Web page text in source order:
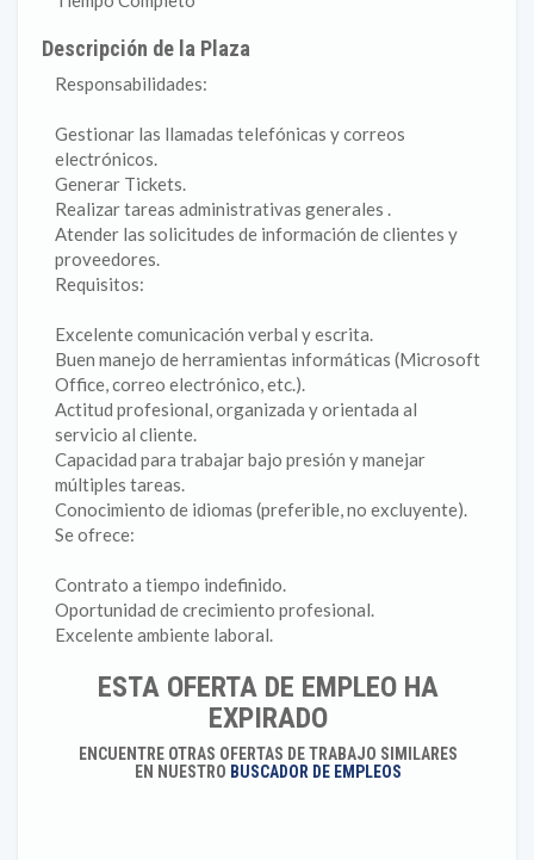
Descripción de la Plaza
Responsabilidades:
Gestionar las llamadas telefónicas y correos
electrónicos.
Generar Tickets.
Realizar tareas administrativas generales .
Atender las solicitudes de información de clientes y
proveedores.
Requisitos:
Excelente comunicación verbal y escrita.
Buen manejo de herramientas informáticas (Microsoft
Office, correo electrónico, etc.).
Actitud profesional, organizada y orientada al
servicio al cliente.
Capacidad para trabajar bajo presión y manejar
múltiples tareas.
Conocimiento de idiomas (preferible, no excluyente).
Se ofrece:
Contrato a tiempo indefinido.
Oportunidad de crecimiento profesional.
Excelente ambiente laboral.
ESTA OFERTA DE EMPLEO HA
EXPIRADO
ENCUENTRE OTRAS OFERTAS DE TRABAJO SIMILARES
EN NUESTRO BUSCADOR DE EMPLEOS